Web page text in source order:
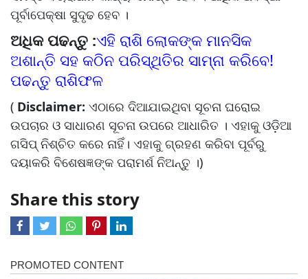
ପୂର୍ବାପେକ୍ଷା ସୁଦୃଢ ହେବ ।
ଅଧିକ ପଢନ୍ତୁ :ଏହି ରାଶି ଲୋକଙ୍କ ମାନସିକ
ଅଶାନ୍ତି ସହ କଠିନ ପରିସ୍ଥିତିର ସାମ୍ନା କରିବେ!
ପଢନ୍ତୁ ରାଶିଫଳ
( Disclaimer: ଏଠାରେ ଦିଆଯାଇଥିବା ସୂଚନା ଘରୋଇ
ଉପଚାର ଓ ସାଧାରଣ ସୂଚନା ଉପରେ ଆଧାରିତ । ଏହାକୁ ଓଡ଼ିଆ
ଗସିପ୍ ନିଶ୍ଚିତ କରେ ନାହିଁ। ଏହାକୁ ଗ୍ରହଣ କରିବା ପୂର୍ବରୁ
ଦୟାକରି ବିଶେଷଜ୍ଞଙ୍କ ପରାମର୍ଶ ନିଅନ୍ତୁ ।)
Share this story